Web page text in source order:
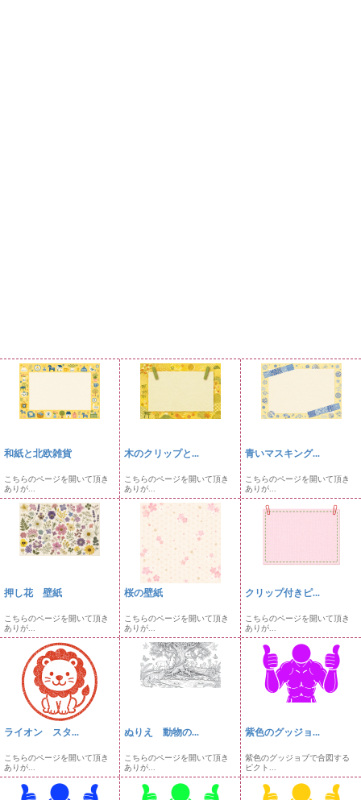
和紙と北欧雑貨
こちらのページを開いて頂き
ありが...
木のクリップと...
こちらのページを開いて頂き
ありが...
青いマスキング...
こちらのページを開いて頂き
ありが...
押し花 壁紙
こちらのページを開いて頂き
ありが...
桜の壁紙
こちらのページを開いて頂き
ありが...
クリップ付きピ...
こちらのページを開いて頂き
ありが...
ライオン スタ...
こちらのページを開いて頂き
ありが...
ぬりえ 動物の...
こちらのページを開いて頂き
ありが...
紫色のグッジョ...
紫色のグッジョブで合図する
ピクト...